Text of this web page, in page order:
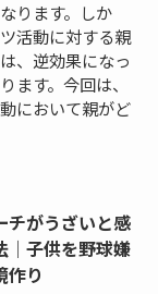
ります。しか
活動に対する親
、逆効果になっ
ます。今回は、
において親がど
チがうざいと感
｜子供を野球嫌
作り